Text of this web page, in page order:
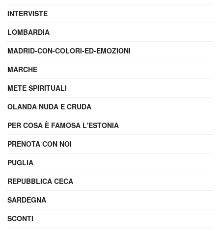
INTERVISTE
LOMBARDIA
MADRID-CON-COLORI-ED-EMOZIONI
MARCHE
METE SPIRITUALI
OLANDA NUDA E CRUDA
PER COSA È FAMOSA L'ESTONIA
PRENOTA CON NOI
PUGLIA
REPUBBLICA CECA
SARDEGNA
SCONTI